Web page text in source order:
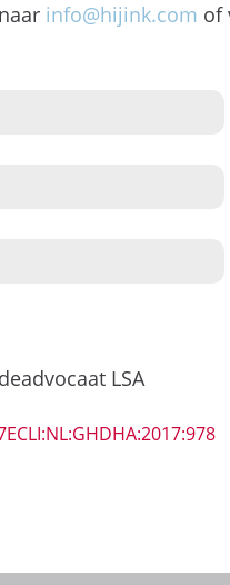
info@hijink.com of
LSA